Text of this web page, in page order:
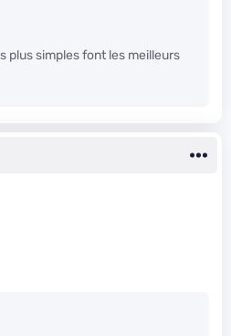
plus simples font les meilleurs